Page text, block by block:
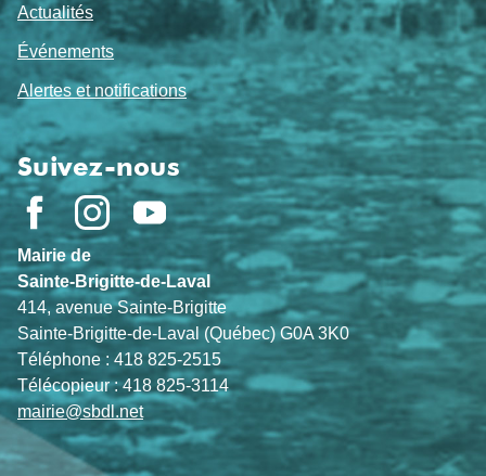
Actualités
Événements
Alertes et notifications
Suivez-nous
Mairie de
Sainte-Brigitte-de-Laval
414, avenue Sainte-Brigitte
Sainte-Brigitte-de-Laval (Québec) G0A 3K0
Téléphone : 418 825-2515
Télécopieur : 418 825-3114
mairie@sbdl.net